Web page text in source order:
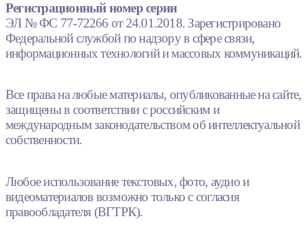
Регистрационный номер серии
ЭЛ № ФС 77-72266 от 24.01.2018. Зарегистрировано
Федеральной службой по надзору в сфере связи,
информационных технологий и массовых коммуникаций.
Все права на любые материалы, опубликованные на сайте,
защищены в соответствии с российским и
международным законодательством об интеллектуальной
собственности.
Любое использование текстовых, фото, аудио и
видеоматериалов возможно только с согласия
правообладателя (ВГТРК).